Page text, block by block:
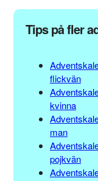
Tips på fler
flickvän
kvinna
man
pojkvän